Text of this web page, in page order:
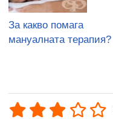
За какво помага
мануалната терапия?